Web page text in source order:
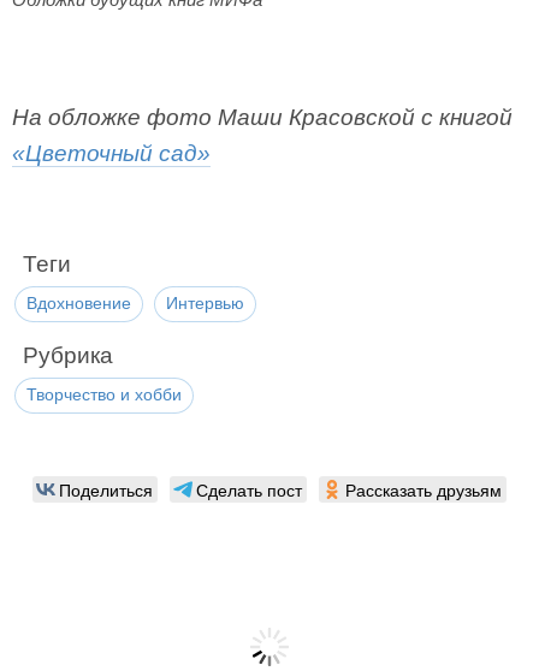
На обложке фото Маши Красовской с книгой
«Цветочный сад»
Теги
Вдохновение Интервью
Рубрика
Творчество и хобби
Поделиться Сделать пост Рассказать друзьям